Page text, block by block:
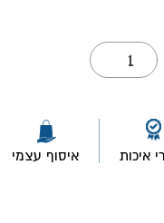
כמות
של
סופרקריל
במיוחד
ליטר-
איכות איסוף עצמי